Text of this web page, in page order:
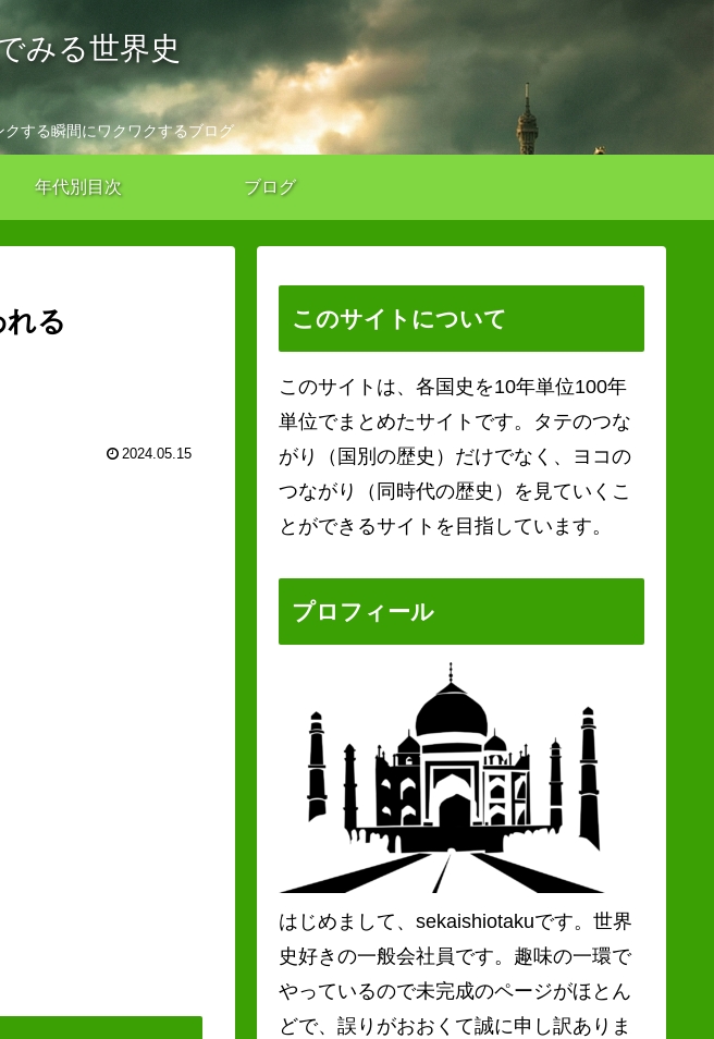
みる世界史
する瞬間にワクワクするブログ
年代別目次 ブログ
る
2024.05.15
このサイトについて
このサイトは、各国史を10年単位100年
単位でまとめたサイトです。タテのつな
がり（国別の歴史）だけでなく、ヨコの
つながり（同時代の歴史）を見ていくこ
とができるサイトを目指しています。
プロフィール
はじめまして、sekaishiotakuです。世界
史好きの一般会社員です。趣味の一環で
やっているので未完成のページがほとん
どで、誤りがおおくて誠に申し訳ありま